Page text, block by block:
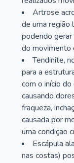
Artrose
de uma região
podendo
do movimento
Tendinite,
para a
com o início
causando
fraqueza,
causada por
uma condição
Escápula
nas costas)